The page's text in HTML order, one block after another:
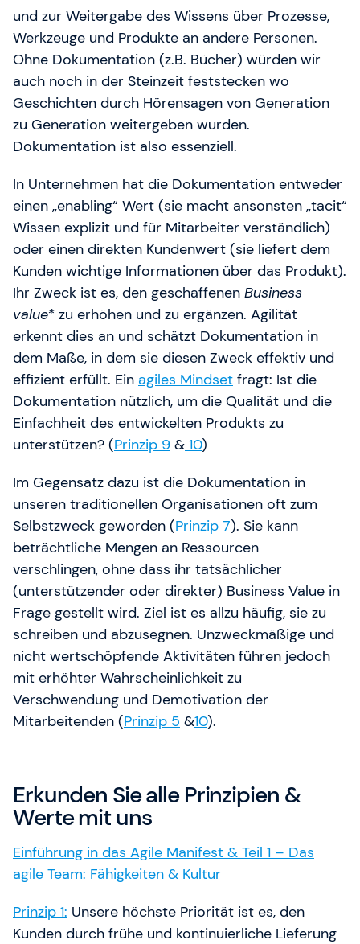
und zur Weitergabe des Wissens über Prozesse,
Werkzeuge und Produkte an andere Personen.
Ohne Dokumentation (z.B. Bücher) würden wir
auch noch in der Steinzeit feststecken wo
Geschichten durch Hörensagen von Generation
zu Generation weitergeben wurden.
Dokumentation ist also essenziell.
In Unternehmen hat die Dokumentation entweder
einen „enabling“ Wert (sie macht ansonsten „tacit“
Wissen explizit und für Mitarbeiter verständlich)
oder einen direkten Kundenwert (sie liefert dem
Kunden wichtige Informationen über das Produkt).
Ihr Zweck ist es, den geschaffenen Business
value* zu erhöhen und zu ergänzen. Agilität
erkennt dies an und schätzt Dokumentation in
dem Maße, in dem sie diesen Zweck effektiv und
effizient erfüllt. Ein agiles Mindset fragt: Ist die
Dokumentation nützlich, um die Qualität und die
Einfachheit des entwickelten Produkts zu
unterstützen? (Prinzip 9 & 10)
Im Gegensatz dazu ist die Dokumentation in
unseren traditionellen Organisationen oft zum
Selbstzweck geworden (Prinzip 7). Sie kann
beträchtliche Mengen an Ressourcen
verschlingen, ohne dass ihr tatsächlicher
(unterstützender oder direkter) Business Value in
Frage gestellt wird. Ziel ist es allzu häufig, sie zu
schreiben und abzusegnen. Unzweckmäßige und
nicht wertschöpfende Aktivitäten führen jedoch
mit erhöhter Wahrscheinlichkeit zu
Verschwendung und Demotivation der
Mitarbeitenden (Prinzip 5 &10).
Erkunden Sie alle Prinzipien &
Werte mit uns
Einführung in das Agile Manifest & Teil 1 – Das
agile Team: Fähigkeiten & Kultur
Prinzip 1: Unsere höchste Priorität ist es, den
Kunden durch frühe und kontinuierliche Lieferung